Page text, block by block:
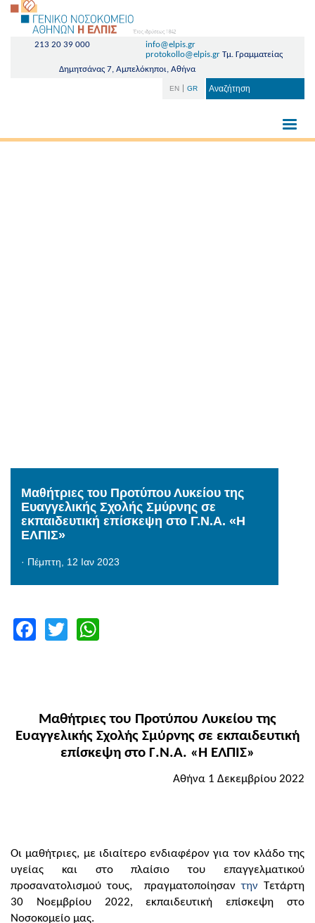
213 20 39 000
info@elpis.gr
protokollo@elpis.grΤμ. Γραμματείας
Δημητσάνας 7, Αμπελόκηποι, Αθήνα
EN GR
Μαθήτριες του Προτύπου Λυκείου της
Ευαγγελικής Σχολής Σμύρνης σε
εκπαιδευτική επίσκεψη στο Γ.Ν.Α. «Η
ΕΛΠΙΣ»
· Πέμπτη, 12 Ιαν 2023
Facebook
Twitter
Μαθήτριες του Προτύπου Λυκείου της
Ευαγγελικής Σχολής Σμύρνης σε εκπαιδευτική
επίσκεψη στο Γ.Ν.Α. «Η ΕΛΠΙΣ»
Αθήνα 1 Δεκεμβρίου 2022
Οι μαθήτριες, με ιδιαίτερο ενδιαφέρον για τον κλάδο της
υγείας και στο πλαίσιο του επαγγελματικού
προσανατολισμού τους, πραγματοποίησαντηνΤετάρτη
30 Νοεμβρίου 2022, εκπαιδευτική επίσκεψη στο
Νοσοκομείο μας.